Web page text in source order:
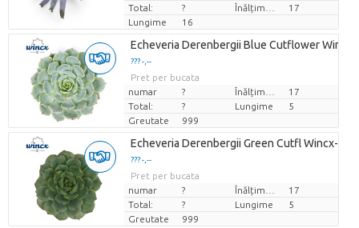
Total:
?
17
Lungime
16
Echeveria Derenbergii Blue Cutflower Wincx-
??? -,--
Pret per bucata
numar
?
17
Total:
? Lungime
5
Greutate
999
Echeveria Derenbergii Green Cutfl Wincx-5cm
??? -,--
Pret per bucata
numar
?
17
Total:
? Lungime
5
Greutate
999